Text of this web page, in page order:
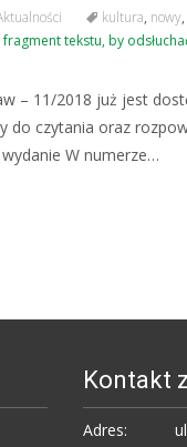
kultura, nowy,
fragment tekstu, by
– 11/2018 już jest
do czytania oraz
W numerze…
Kontakt
Adres: